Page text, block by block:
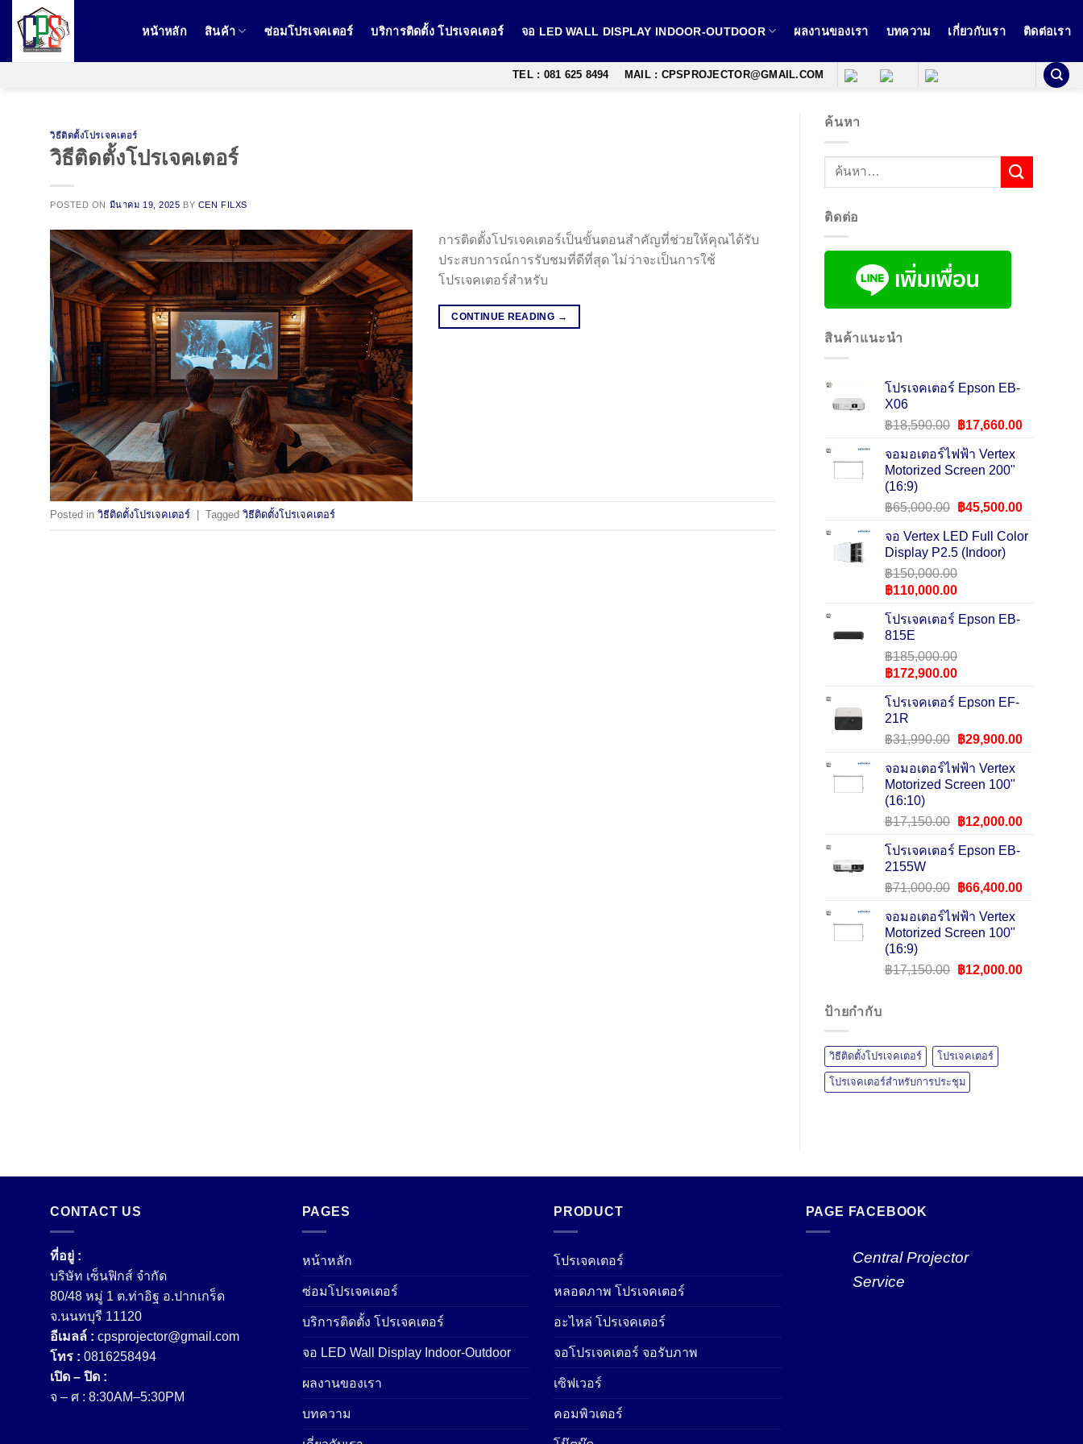
หน้าหลัก สินค้า ซ่อมโปรเจคเตอร์ บริการติดตั้ง โปรเจคเตอร์ จอ LED WALL DISPLAY INDOOR-OUTDOOR ผลงานของเรา บทความ เกี่ยวกับเรา ติดต่อเรา
TEL : 081 625 8494 MAIL : CPSPROJECTOR@GMAIL.COM
วิธีติดตั้งโปรเจคเตอร์
วิธีติดตั้งโปรเจคเตอร์
POSTED ON มีนาคม 19, 2025 BY CEN FILXS
การติดตั้งโปรเจคเตอร์เป็นขั้นตอนสำคัญที่ช่วยให้คุณได้รับ
ประสบการณ์การรับชมที่ดีที่สุด ไม่ว่าจะเป็นการใช้
โปรเจคเตอร์สำหรับ
CONTINUE READING →
Posted in วิธีติดตั้งโปรเจคเตอร์ Tagged วิธีติดตั้งโปรเจคเตอร์
ค้นหา
ติดต่อ
สินค้าแนะนำ
โปรเจคเตอร์ Epson EB-
X06
฿18,590.00 Original
was:
฿18,590.00.
฿17,660.00Current
จอมอเตอร์ไฟฟ้า Vertex
Motorized Screen 200"
(16:9)
฿65,000.00 Original
was:
฿65,000.00.
฿45,500.00Current
is:
จอ Vertex LED Full Color
Display P2.5 (Indoor)
฿150,000.00
Original
was:
฿150,000.00.
฿110,000.00Current
is:
โปรเจคเตอร์ Epson EB-
815E
฿185,000.00
Original
was:
฿185,000.00.
฿172,900.00Current
is:
โปรเจคเตอร์ Epson EF-
21R
฿31,990.00 Original
was:
฿31,990.00.
฿29,900.00Current
จอมอเตอร์ไฟฟ้า Vertex
Motorized Screen 100"
(16:10)
฿17,150.00 Original
was:
฿12,000.00Current
โปรเจคเตอร์ Epson EB-
2155W
฿71,000.00 Original
was:
฿71,000.00.
฿66,400.00Current
จอมอเตอร์ไฟฟ้า Vertex
Motorized Screen 100"
(16:9)
฿17,150.00 Original
฿12,000.00Current
ป้ายกำกับ
วิธีติดตั้งโปรเจคเตอร์ โปรเจคเตอร์
โปรเจคเตอร์สำหรับการประชุม
CONTACT US
ที่อยู่ :
บริษัท เซ็นฟิกส์ จํากัด
80/48 หมู่ 1 ต.ท่าอิฐ อ.ปากเกร็ด
จ.นนทบุรี 11120
อีเมลล์ : cpsprojector@gmail.com
โทร : 0816258494
เปิด – ปิด :
จ – ศ : 8:30AM–5:30PM
PAGES
หน้าหลัก
ซ่อมโปรเจคเตอร์
บริการติดตั้ง โปรเจคเตอร์
จอ LED Wall Display Indoor-Outdoor
ผลงานของเรา
บทความ
PRODUCT
โปรเจคเตอร์
หลอดภาพ โปรเจคเตอร์
อะไหล่ โปรเจคเตอร์
จอโปรเจคเตอร์ จอรับภาพ
เซิฟเวอร์
คอมพิวเตอร์
PAGE FACEBOOK
Central Projector
Service